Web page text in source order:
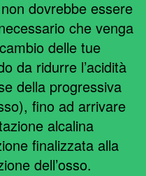
dovrebbe essere
che venga
delle tue
da ridurre l’acidità
della progressiva
fino ad arrivare
alcalina
finalizzata alla
dell’osso.